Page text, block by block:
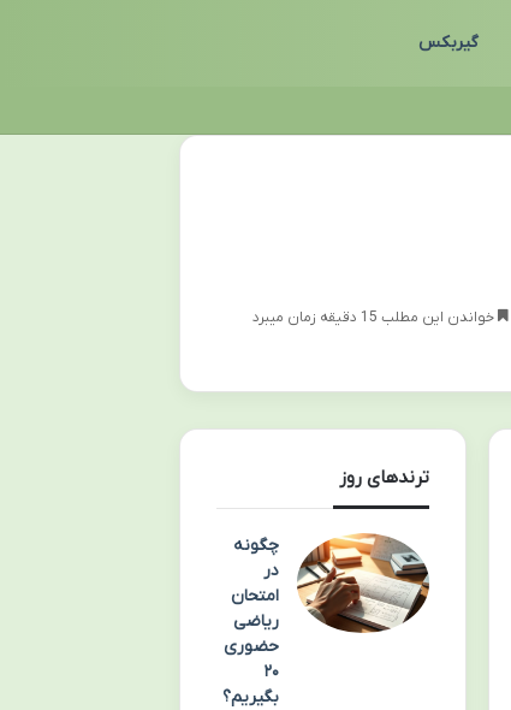
گیربکس
خواندن این مطلب 15 دقیقه زمان میبرد
ترندهای روز
چگونه
در
امتحان
ریاضی
حضوری
۲۰
بگیریم؟